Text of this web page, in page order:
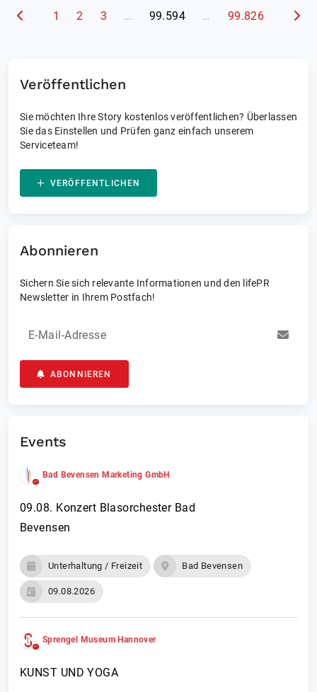
1 2 3 … 99.594(aktuelle Seite)
… 99.826
Veröffentlichen
Sie möchten Ihre Story kostenlos veröffentlichen? Überlassen
Sie das Einstellen und Prüfen ganz einfach unserem
Serviceteam!
VERÖFFENTLICHEN
Abonnieren
Sichern Sie sich relevante Informationen und den lifePR
Newsletter in Ihrem Postfach!
E-Mail-Adresse
ABONNIEREN
Events
Bad Bevensen Marketing GmbH
09.08. Konzert Blasorchester Bad
Bevensen
Unterhaltung / Freizeit Bad Bevensen
09.08.2026
Sprengel Museum Hannover
KUNST UND YOGA